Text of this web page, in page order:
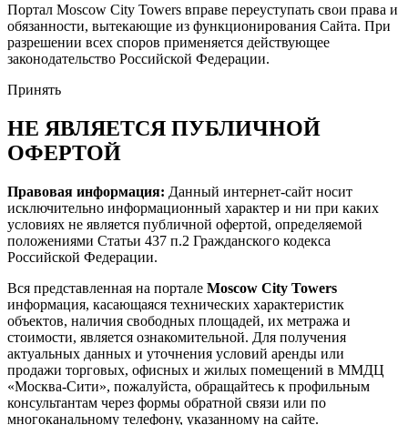
Портал Moscow City Towers вправе переуступать свои права и
обязанности, вытекающие из функционирования Сайта. При
разрешении всех споров применяется действующее
законодательство Российской Федерации.
Принять
НЕ ЯВЛЯЕТСЯ ПУБЛИЧНОЙ
ОФЕРТОЙ
Правовая информация: Данный интернет-сайт носит
исключительно информационный характер и ни при каких
условиях не является публичной офертой, определяемой
положениями Статьи 437 п.2 Гражданского кодекса
Российской Федерации.
Вся представленная на портале Moscow City Towers
информация, касающаяся технических характеристик
объектов, наличия свободных площадей, их метража и
стоимости, является ознакомительной. Для получения
актуальных данных и уточнения условий аренды или
продажи торговых, офисных и жилых помещений в ММДЦ
«Москва-Сити», пожалуйста, обращайтесь к профильным
консультантам через формы обратной связи или по
многоканальному телефону, указанному на сайте.